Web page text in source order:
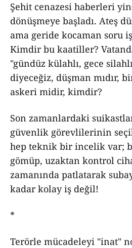
Şehit cenazesi haberleri
dönüşmeye başladı. Ateş
ama geride kocaman soru
Kimdir bu kaatiller?
"gündüz külahlı, gece
diyeceğiz, düşman mıdır,
askeri midir, kimdir?
Son zamanlardaki
güvenlik görevlilerinin
hep teknik bir incelik var;
gömüp, uzaktan kontrol
zamanında patlatarak
kadar kolay iş değil!
*
Terörle mücadeleyi "inat"